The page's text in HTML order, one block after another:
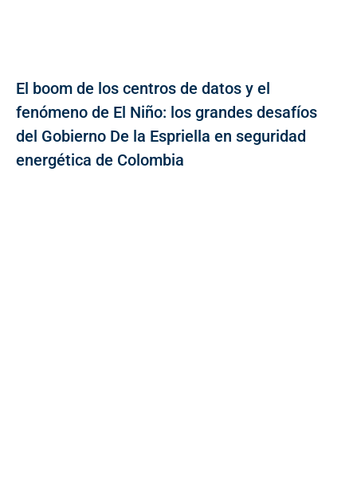
El boom de los centros de datos y el
fenómeno de El Niño: los grandes desafíos
del Gobierno De la Espriella en seguridad
energética de Colombia